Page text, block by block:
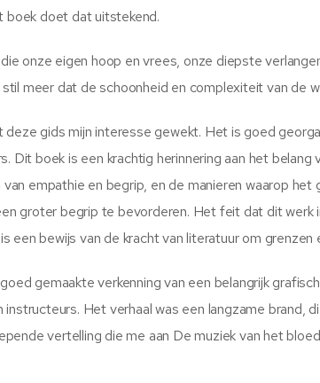
boek doet dat uitstekend.
onze eigen hoop en vrees, onze diepste
meer dat de schoonheid en complexiteit van de
gids mijn interesse gewekt. Het is goed
Dit boek is een krachtig herinnering aan het belang
empathie en begrip, en de manieren waarop het
groter begrip te bevorderen. Het feit dat dit werk
een bewijs van de kracht van literatuur om
gemaakte verkenning van een belangrijk
Het verhaal was een langzame brand,
vertelling die me aan De muziek van het